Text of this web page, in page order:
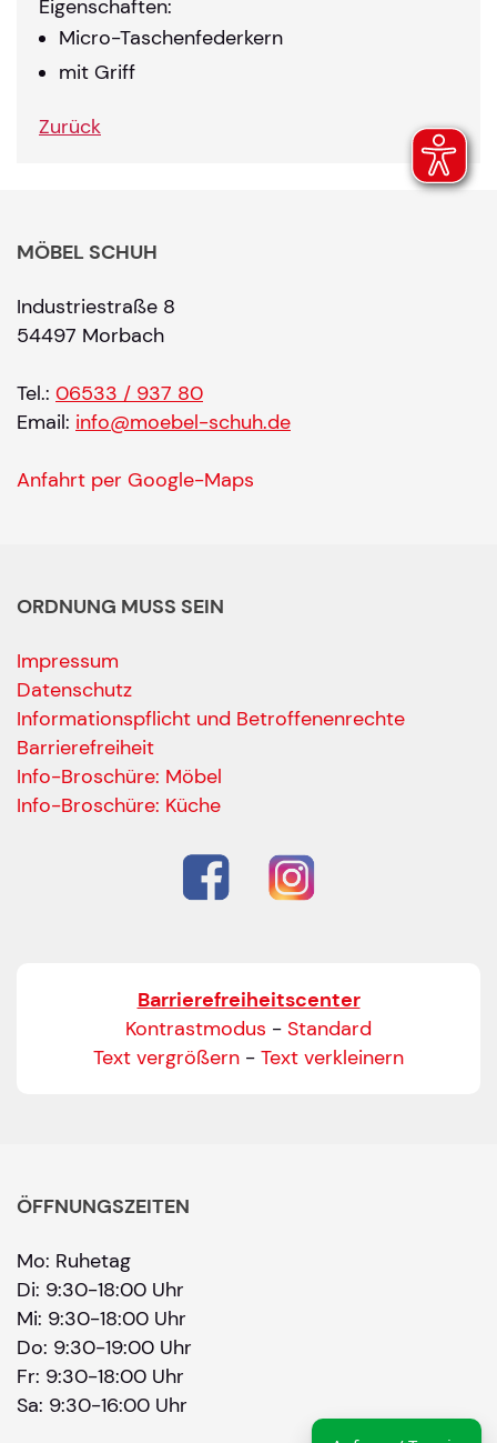
Eigenschaften:
Micro-Taschenfederkern
mit Griff
Zurück
Ihre Kontaktdaten
Alle mit Stern gekennzeichneten Felder sind
Name*
Bitte geben Sie Ihren vollständigen Namen ein.
Bitte geben Sie eine gültige E-Mail-Adresse ein.
Telefon*
Bitte Anliegen wählen
Wählen Sie aus, ob Sie einen Termin
Datum
Sie können ein Datum ab übermorgen
Uhrzeit
MÖBEL SCHUH
Industriestraße 8
54497 Morbach
Tel.: 06533 / 937 80
Email: info@moebel-schuh.de
Anfahrt per Google-Maps
ORDNUNG MUSS SEIN
Impressum
Datenschutz
Informationspflicht und Betroffenenrechte
Barrierefreiheit
Info-Broschüre: Möbel
Info-Broschüre: Küche
Barrierefreiheitscenter
Kontrastmodus - Standard
Text vergrößern - Text verkleinern
ÖFFNUNGSZEITEN
Mo: Ruhetag
Di: 9:30-18:00 Uhr
Mi: 9:30-18:00 Uhr
Do: 9:30-19:00 Uhr
Fr: 9:30-18:00 Uhr
Sa: 9:30-16:00 Uhr